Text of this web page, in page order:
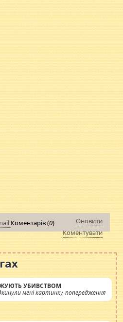
Коментарів (0)
Оновити
Коментувати
УБИВСТВОМ
мені картинку-попередження